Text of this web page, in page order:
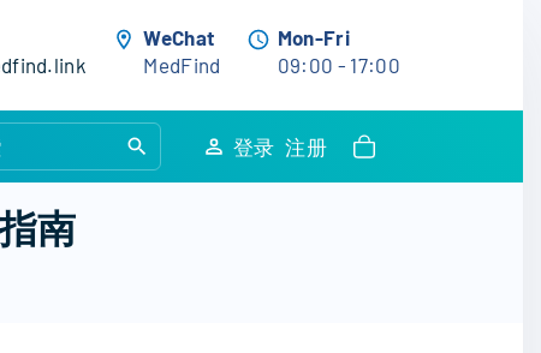
WeChat
MedFind
Mon-Fri
09:00 - 17:00
e
登录 注册
南